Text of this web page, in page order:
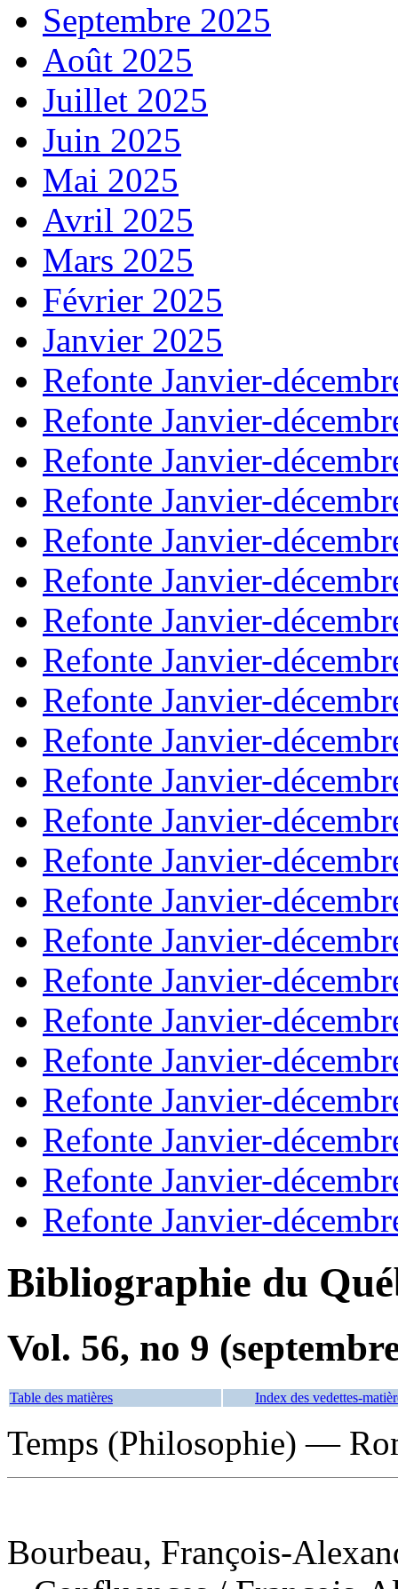
Septembre 2025
Août 2025
Juillet 2025
Juin 2025
Mai 2025
Avril 2025
Mars 2025
Février 2025
Janvier 2025
Refonte Janvier-
Refonte Janvier-
Refonte Janvier-
Refonte Janvier-
Refonte Janvier-
Refonte Janvier-
Refonte Janvier-
Refonte Janvier-
Refonte Janvier-
Refonte Janvier-
Refonte Janvier-
Refonte Janvier-
Refonte Janvier-
Refonte Janvier-
Refonte Janvier-
Refonte Janvier-
Refonte Janvier-
Refonte Janvier-
Refonte Janvier-
Refonte Janvier-
Refonte Janvier-
Refonte Janvier-
Bibliographie du
Vol. 56, no 9
Table des matières Index des vedettes-
Temps (Philosophie) —
Bourbeau, François-